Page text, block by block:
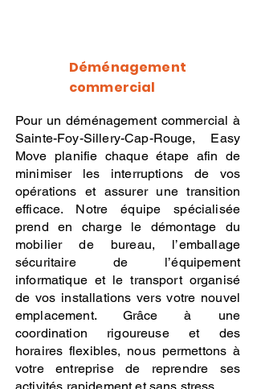
Déménagement
commercial
Pour un déménagement commercial à
Sainte-Foy-Sillery-Cap-Rouge, Easy
Move planifie chaque étape afin de
minimiser les interruptions de vos
opérations et assurer une transition
efficace. Notre équipe spécialisée
prend en charge le démontage du
mobilier de bureau, l’emballage
sécuritaire de l’équipement
informatique et le transport organisé
de vos installations vers votre nouvel
emplacement. Grâce à une
coordination rigoureuse et des
horaires flexibles, nous permettons à
votre entreprise de reprendre ses